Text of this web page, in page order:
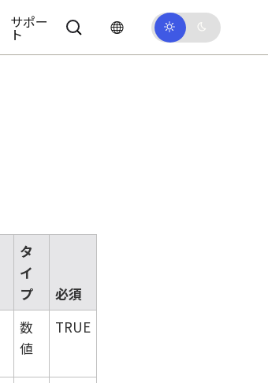
サポー
ト
タ
イ
プ
必須
数
値
TRUE